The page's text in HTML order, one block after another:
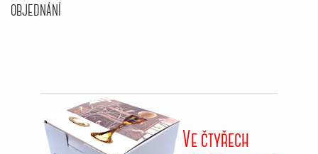
OBJEDNÁNÍ
Ve čtyřech